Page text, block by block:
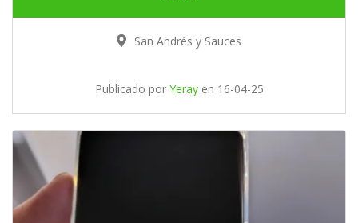
San Andrés y Sauces
Publicado por Yerayen 16-04-25